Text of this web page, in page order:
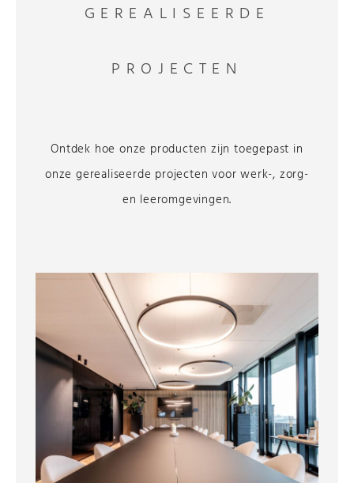
GEREALISEERDE
PROJECTEN
Ontdek hoe onze producten zijn toegepast in
onze gerealiseerde projecten voor werk-, zorg-
en leeromgevingen.